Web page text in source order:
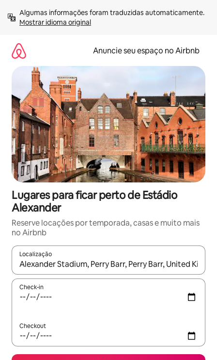
para
Mostrar idioma original
Anuncie seu espaço no Airbnb
Lugares para ficar perto de Estádio
Alexander
Reserve locações por temporada, casas e muito mais
no Airbnb
Localização
Quando os resultados estiverem disponíveis, explore-os
Check-in
Checkout